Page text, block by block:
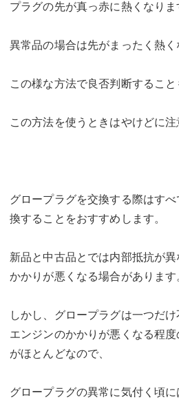
プラグの先が真っ赤に熱くなりま
異常品の場合は先がまったく熱く
この様な方法で良否判断すること
この方法を使うときはやけどに注
グロープラグを交換する際はす
換することをおすすめします。
新品と中古品とでは内部抵抗が
かかりが悪くなる場合があります
しかし、グロープラグは一つだ
エンジンのかかりが悪くなる程
がほとんどなので、
グロープラグの異常に気付く頃